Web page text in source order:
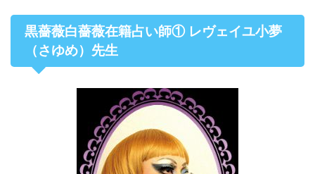
黒薔薇白薔薇在籍占い師① レヴェイユ小夢
（さゆめ）先生